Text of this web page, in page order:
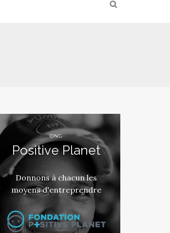
ONG
Positive Planet
Donnons à chacun les
moyens d'entreprendre